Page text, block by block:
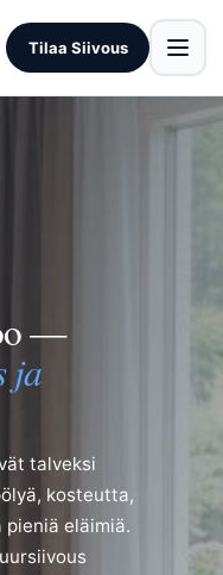
Tilaa Siivous
—
ja
talveksi
kosteutta,
eläimiä.